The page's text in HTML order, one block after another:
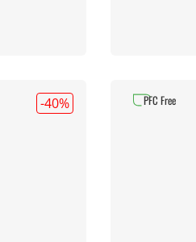
-40% PFC Free